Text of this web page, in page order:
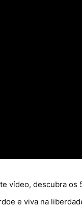
vídeo, descubra os
e viva na